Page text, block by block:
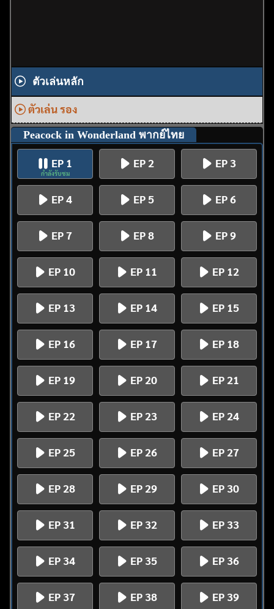
ตัวเล่นหลัก
ตัวเล่น รอง
Peacock in Wonderland พากย์ไทย
EP 1
กำลังรับชม
EP 2 EP 3
EP 4 EP 5 EP 6
EP 7 EP 8 EP 9
EP 10 EP 11 EP 12
EP 13 EP 14 EP 15
EP 16 EP 17 EP 18
EP 19 EP 20 EP 21
EP 22 EP 23 EP 24
EP 25 EP 26 EP 27
EP 28 EP 29 EP 30
EP 31 EP 32 EP 33
EP 34 EP 35 EP 36
EP 37 EP 38 EP 39